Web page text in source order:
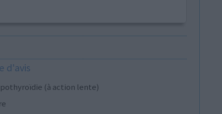
d'avis
(à action lente)